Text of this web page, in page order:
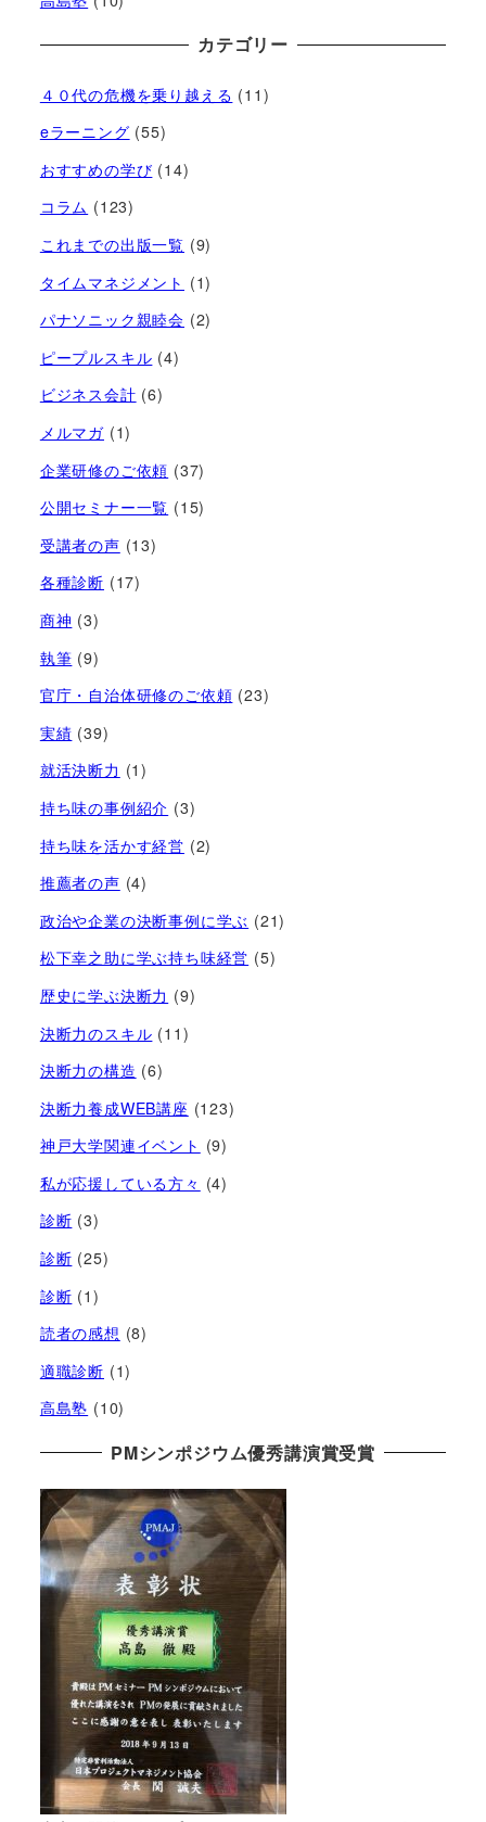
カテゴリー
４０代の危機を乗り越える (11)
eラーニング (55)
おすすめの学び (14)
コラム (123)
これまでの出版一覧 (9)
タイムマネジメント (1)
パナソニック親睦会 (2)
ピープルスキル (4)
ビジネス会計 (6)
メルマガ (1)
企業研修のご依頼 (37)
公開セミナー一覧 (15)
受講者の声 (13)
各種診断 (17)
商神 (3)
執筆 (9)
官庁・自治体研修のご依頼 (23)
実績 (39)
就活決断力 (1)
持ち味の事例紹介 (3)
持ち味を活かす経営​ (2)
推薦者の声 (4)
政治や企業の決断事例に学ぶ (21)
松下幸之助に学ぶ持ち味経営 (5)
歴史に学ぶ決断力 (9)
決断力のスキル (11)
決断力の構造 (6)
決断力養成WEB講座 (123)
神戸大学関連イベント (9)
私が応援している方々 (4)
診断 (3)
診断 (25)
診断 (1)
読者の感想 (8)
適職診断 (1)
高島塾 (10)
PMシンポジウム優秀講演賞受賞